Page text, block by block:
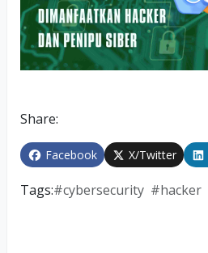
Share:
Facebook X/Twitter
Tags:#cybersecurity #hacker